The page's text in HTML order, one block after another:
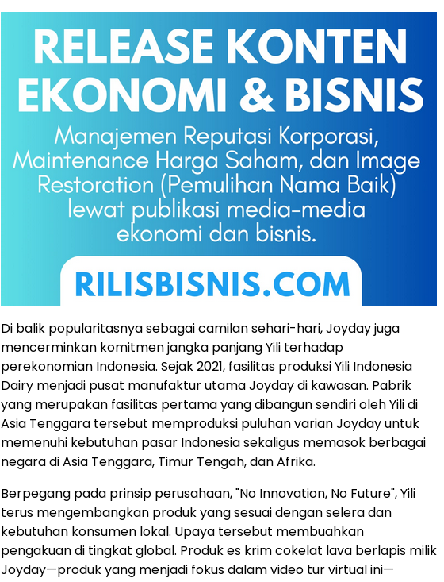
Di balik popularitasnya sebagai camilan sehari-hari, Joyday juga
mencerminkan komitmen jangka panjang Yili terhadap
perekonomian Indonesia. Sejak 2021, fasilitas produksi Yili Indonesia
Dairy menjadi pusat manufaktur utama Joyday di kawasan. Pabrik
yang merupakan fasilitas pertama yang dibangun sendiri oleh Yili di
Asia Tenggara tersebut memproduksi puluhan varian Joyday untuk
memenuhi kebutuhan pasar Indonesia sekaligus memasok berbagai
negara di Asia Tenggara, Timur Tengah, dan Afrika.
Berpegang pada prinsip perusahaan, "No Innovation, No Future", Yili
terus mengembangkan produk yang sesuai dengan selera dan
kebutuhan konsumen lokal. Upaya tersebut membuahkan
pengakuan di tingkat global. Produk es krim cokelat lava berlapis milik
Joyday—produk yang menjadi fokus dalam video tur virtual ini—